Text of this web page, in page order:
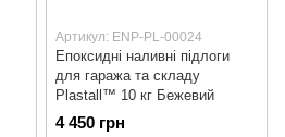
Артикул: ENP-PL-00024
Епоксидні наливні підлоги
для гаража та складу
Plastall™ 10 кг Бежевий
4 450 грн